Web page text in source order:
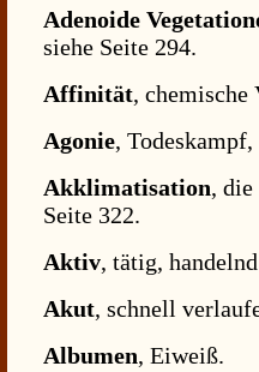
Adenoide
siehe Seite 294.
Affinität, chemische
Agonie,
Akklimatisation, die
Seite 322.
Aktiv, tätig,
Akut, schnell
Albumen, Eiweiß.